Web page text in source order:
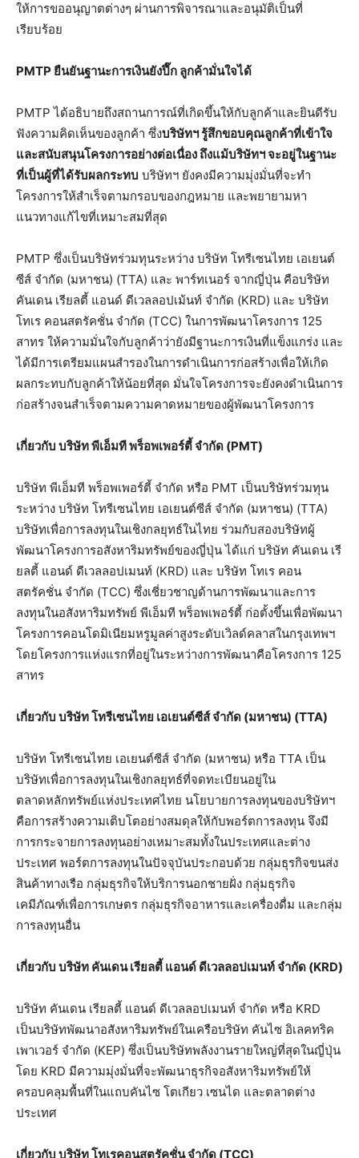
ให้การขออนุญาตต่างๆ ผ่านการพิจารณาและอนุมัติเป็นที่
เรียบร้อย
PMTP ยืนยันฐานะการเงินยังปึ๊ก ลูกค้ามั่นใจได้
PMTP ได้อธิบายถึงสถานการณ์ที่เกิดขึ้นให้กับลูกค้าและยินดีรับ
ฟังความคิดเห็นของลูกค้า ซึ่งบริษัทฯ รู้สึกขอบคุณลูกค้าที่เข้าใจ
และสนับสนุนโครงการอย่างต่อเนื่อง ถึงแม้บริษัทฯ จะอยู่ในฐานะ
ที่เป็นผู้ที่ได้รับผลกระทบ บริษัทฯ ยังคงมีความมุ่งมั่นที่จะทำ
โครงการให้สำเร็จตามกรอบของกฎหมาย และพยายามหา
แนวทางแก้ไขที่เหมาะสมที่สุด
PMTP ซึ่งเป็นบริษัทร่วมทุนระหว่าง บริษัท โทรีเซนไทย เอเยนต์
ซีส์ จำกัด (มหาชน) (TTA) และ พาร์ทเนอร์ จากญี่ปุ่น คือบริษัท
คันเดน เรียลตี้ แอนด์ ดีเวลลอปเม้นท์ จำกัด (KRD) และ บริษัท
โทเร คอนสตรัคชั่น จำกัด (TCC) ในการพัฒนาโครงการ 125
สาทร ให้ความมั่นใจกับลูกค้าว่ายังมีฐานะการเงินที่แข็งแกร่ง และ
ได้มีการเตรียมแผนสำรองในการดำเนินการก่อสร้างเพื่อให้เกิด
ผลกระทบกับลูกค้าให้น้อยที่สุด มั่นใจโครงการจะยังคงดำเนินการ
ก่อสร้างจนสำเร็จตามความคาดหมายของผู้พัฒนาโครงการ
เกี่ยวกับ บริษัท พีเอ็มที พร็อพเพอร์ตี้ จำกัด (PMT)
บริษัท พีเอ็มที พร็อพเพอร์ตี้ จำกัด หรือ PMT เป็นบริษัทร่วมทุน
ระหว่าง บริษัท โทรีเซนไทย เอเยนต์ซีส์ จำกัด (มหาชน) (TTA)
บริษัทเพื่อการลงทุนในเชิงกลยุทธ์ในไทย ร่วมกับสองบริษัทผู้
พัฒนาโครงการอสังหาริมทรัพย์ของญี่ปุ่น ได้แก่ บริษัท คันเดน เรี
ยลตี้ แอนด์ ดีเวลลอปเมนท์ (KRD) และ บริษัท โทเร คอน
สตรัคชั่น จำกัด (TCC) ซึ่งเชี่ยวชาญด้านการพัฒนาและการ
ลงทุนในอสังหาริมทรัพย์ พีเอ็มที พร็อพเพอร์ตี้ ก่อตั้งขึ้นเพื่อพัฒนา
โครงการคอนโดมิเนียมหรูมูลค่าสูงระดับเวิลด์คลาสในกรุงเทพฯ
โดยโครงการแห่งแรกที่อยู่ในระหว่างการพัฒนาคือโครงการ 125
สาทร
เกี่ยวกับ บริษัท โทรีเซนไทย เอเยนต์ซีส์ จำกัด (มหาชน) (TTA)
บริษัท โทรีเซนไทย เอเยนต์ซีส์ จำกัด (มหาชน) หรือ TTA เป็น
บริษัทเพื่อการลงทุนในเชิงกลยุทธ์ที่จดทะเบียนอยู่ใน
ตลาดหลักทรัพย์แห่งประเทศไทย นโยบายการลงทุนของบริษัทฯ
คือการสร้างความเติบโตอย่างสมดุลให้กับพอร์ตการลงทุน จึงมี
การกระจายการลงทุนอย่างเหมาะสมทั้งในประเทศและต่าง
ประเทศ พอร์ตการลงทุนในปัจจุบันประกอบด้วย กลุ่มธุรกิจขนส่ง
สินค้าทางเรือ กลุ่มธุรกิจให้บริการนอกชายฝั่ง กลุ่มธุรกิจ
เคมีภัณฑ์เพื่อการเกษตร กลุ่มธุรกิจอาหารและเครื่องดื่ม และกลุ่ม
การลงทุนอื่น
เกี่ยวกับ บริษัท คันเดน เรียลตี้ แอนด์ ดีเวลลอปเมนท์ จำกัด (KRD)
บริษัท คันเดน เรียลตี้ แอนด์ ดีเวลลอปเมนท์ จำกัด หรือ KRD
เป็นบริษัทพัฒนาอสังหาริมทรัพย์ในเครือบริษัท คันไซ อิเลคทริค
เพาเวอร์ จำกัด (KEP) ซึ่งเป็นบริษัทพลังงานรายใหญ่ที่สุดในญี่ปุ่น
โดย KRD มีความมุ่งมั่นที่จะพัฒนาธุรกิจอสังหาริมทรัพย์ให้
ครอบคลุมพื้นที่ในแถบคันไซ โตเกียว เซนได และตลาดต่าง
ประเทศ
เกี่ยวกับ บริษัท โทเรคอนสตรัคชั่น จำกัด (TCC)